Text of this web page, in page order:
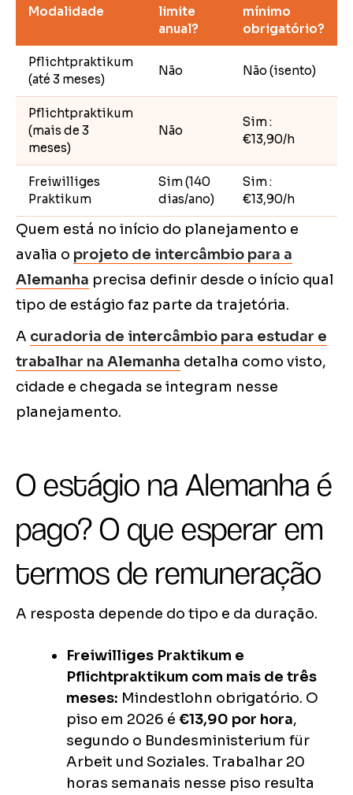
Modalidade
limite
anual?
mínimo
obrigatório?
Pflichtpraktikum
(até 3 meses)
Não Não (isento)
Pflichtpraktikum
(mais de 3
meses)
Não
Sim :
€13,90/h
Freiwilliges
Praktikum
Sim (140
dias/ano)
Sim :
€13,90/h
Quem está no início do planejamento e
avalia o projeto de intercâmbio para a
Alemanha precisa definir desde o início qual
tipo de estágio faz parte da trajetória.
A curadoria de intercâmbio para estudar e
trabalhar na Alemanha detalha como visto,
cidade e chegada se integram nesse
planejamento.
O estágio na Alemanha é
pago? O que esperar em
termos de remuneração
A resposta depende do tipo e da duração.
Freiwilliges Praktikum e
Pflichtpraktikum com mais de três
meses: Mindestlohn obrigatório. O
piso em 2026 é €13,90 por hora,
segundo o Bundesministerium für
Arbeit und Soziales. Trabalhar 20
horas semanais nesse piso resulta